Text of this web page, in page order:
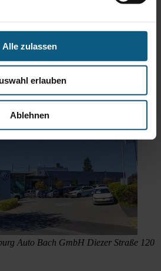
Alle zulassen
erlauben
Ablehnen
FriendlyCaptcha ⇗
Auto Bach GmbH Diezer Straße 120